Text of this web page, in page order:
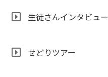
生徒さんインタビュー
せどりツアー